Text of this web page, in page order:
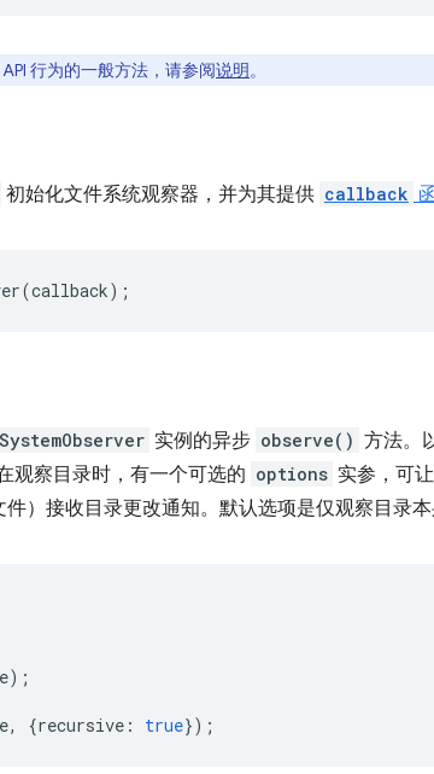
行为的一般方法，请参阅说明。
初始化文件系统观察器，并为其提供 callback
(callback);
实例的异步 observe() 方法。
观察目录时，有一个可选的 options 实参，可
）接收目录更改通知。默认选项是仅观察目录本
);
, {recursive : true});